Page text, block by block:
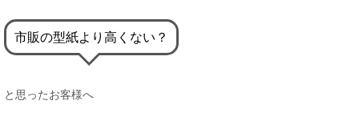
市販の型紙より高くない？
と思ったお客様へ